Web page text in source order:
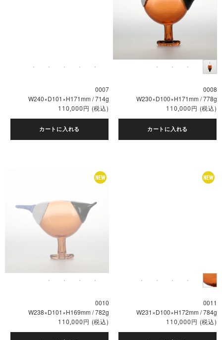
0007
W240×D101×H171mm / 714g
110,000円 (税込)
カートに入れる
0008
W230×D100×H171mm / 778g
110,000円 (税込)
カートに入れる
0010
W238×D101×H169mm / 782g
110,000円 (税込)
0011
W231×D100×H172mm / 784g
110,000円 (税込)